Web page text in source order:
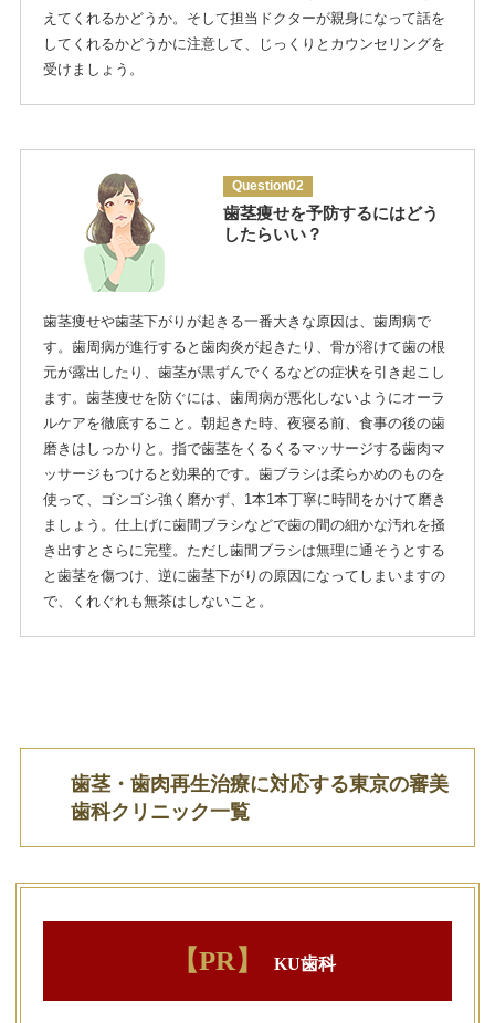
えてくれるかどうか。そして担当ドクターが親身になって話を
してくれるかどうかに注意して、じっくりとカウンセリングを
受けましょう。
Question02
歯茎痩せを予防するにはどう
したらいい？
歯茎痩せや歯茎下がりが起きる一番大きな原因は、歯周病で
す。歯周病が進行すると歯肉炎が起きたり、骨が溶けて歯の根
元が露出したり、歯茎が黒ずんでくるなどの症状を引き起こし
ます。歯茎痩せを防ぐには、歯周病が悪化しないようにオーラ
ルケアを徹底すること。朝起きた時、夜寝る前、食事の後の歯
磨きはしっかりと。指で歯茎をくるくるマッサージする歯肉マ
ッサージもつけると効果的です。歯ブラシは柔らかめのものを
使って、ゴシゴシ強く磨かず、1本1本丁寧に時間をかけて磨き
ましょう。仕上げに歯間ブラシなどで歯の間の細かな汚れを掻
き出すとさらに完璧。ただし歯間ブラシは無理に通そうとする
と歯茎を傷つけ、逆に歯茎下がりの原因になってしまいますの
で、くれぐれも無茶はしないこと。
歯茎・歯肉再生治療に対応する東京の審美
歯科クリニック一覧
【PR】 KU歯科